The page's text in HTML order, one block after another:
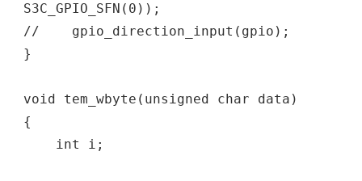
S3C_GPIO_SFN(0));
// gpio_direction_input(gpio);
}
void tem_wbyte(unsigned char data)
{
int i;